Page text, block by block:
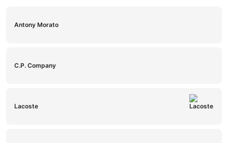
Antony Morato
C.P. Company
Lacoste